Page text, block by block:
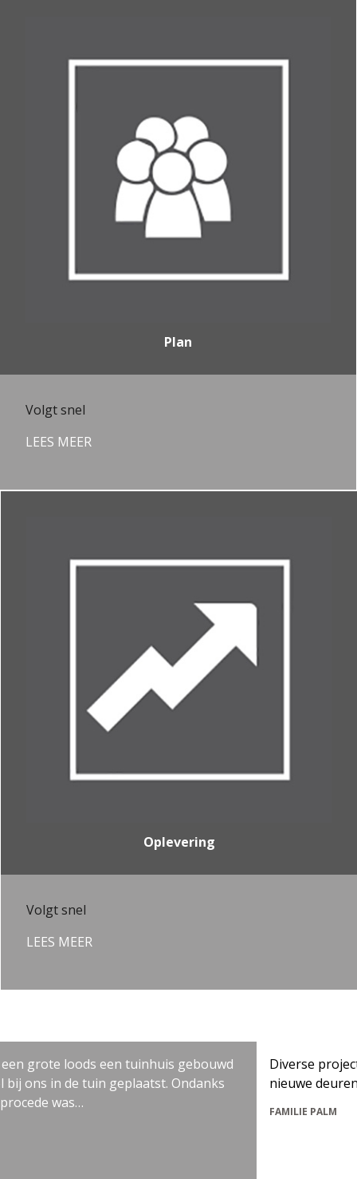
Plan
Volgt snel
LEES MEER
Oplevering
Volgt snel
LEES MEER
loods een tuinhuis gebouwd
in de tuin geplaatst. Ondanks
was…
Diverse projecten
nieuwe deuren etc.
FAMILIE PALM